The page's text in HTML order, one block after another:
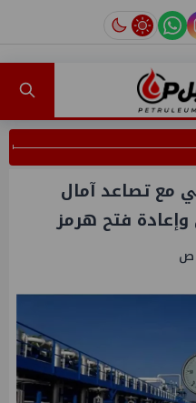
tiktok
مع تصاعد آمال
وإعادة فتح هرمز